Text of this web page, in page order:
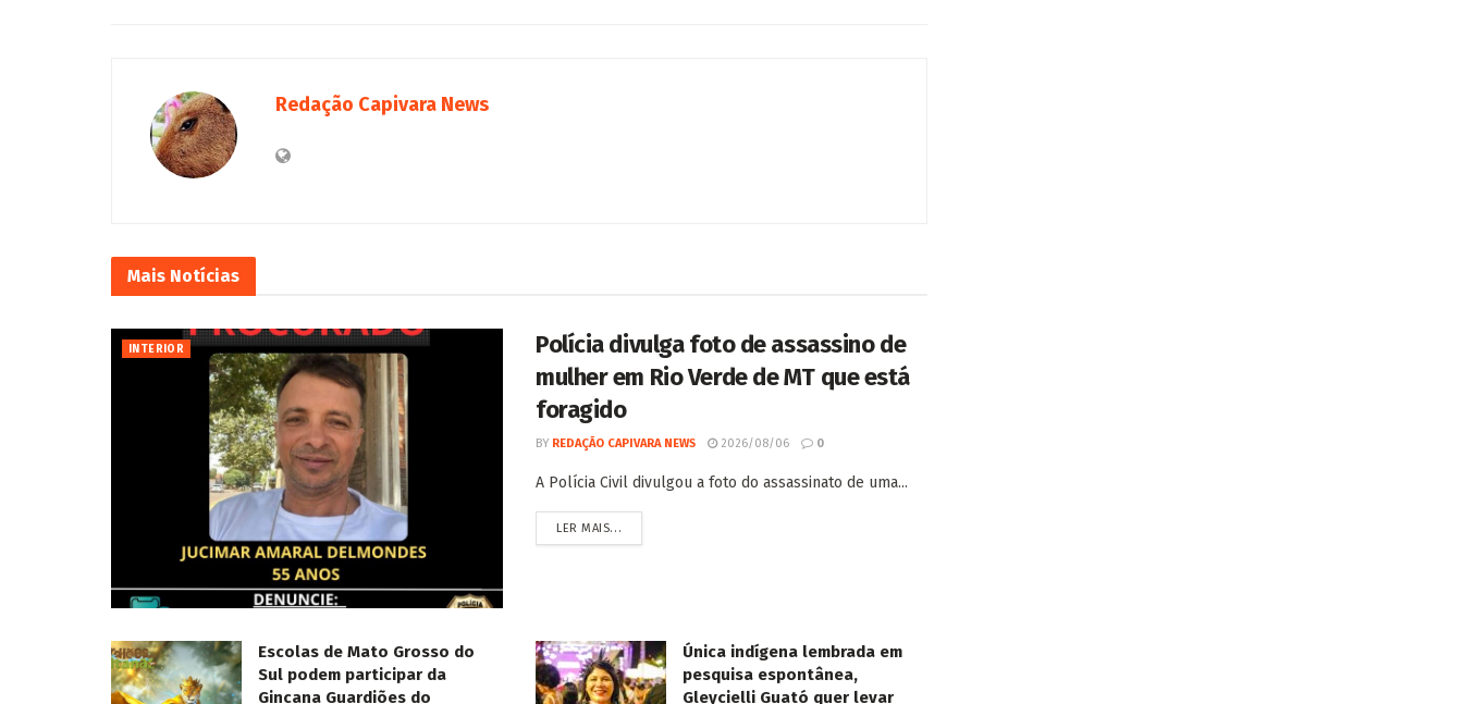
Redação Capivara News
Mais Notícias
INTERIOR
Polícia divulga foto de assassino de
mulher em Rio Verde de MT que está
foragido
BY REDAÇÃO CAPIVARA NEWS 2026/08/06 0
A Polícia Civil divulgou a foto do assassinato de uma...
LER MAIS...
Escolas de Mato Grosso do
Sul podem participar da
Gincana Guardiões do
Única indígena lembrada em
pesquisa espontânea,
Gleycielli Guató quer levar